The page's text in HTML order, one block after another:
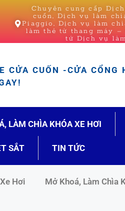
Chuyên cung cấp
cuốn, Dịch vụ làm
Piaggio, Dịch vụ làm
làm thẻ từ thang máy
tử Dịch vụ
CỬA CUỐN -CỬA CỔNG
LÀM CHÌA KHÓA XE HƠI
SẮT TIN TỨC
Hơi Mở Khoá, Làm Chìa